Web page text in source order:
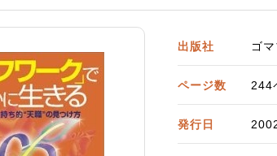
出版社 ゴ
ページ数 244
発行日